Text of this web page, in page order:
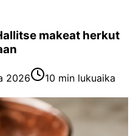
makeat herkut
2026
10 min lukuaika